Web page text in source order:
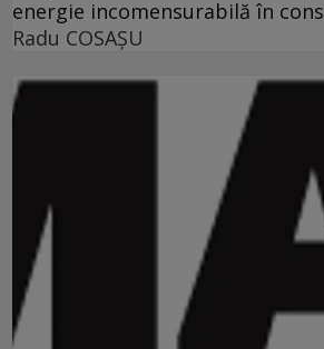
energie incomensurabilă în cons
Radu COSAŞU